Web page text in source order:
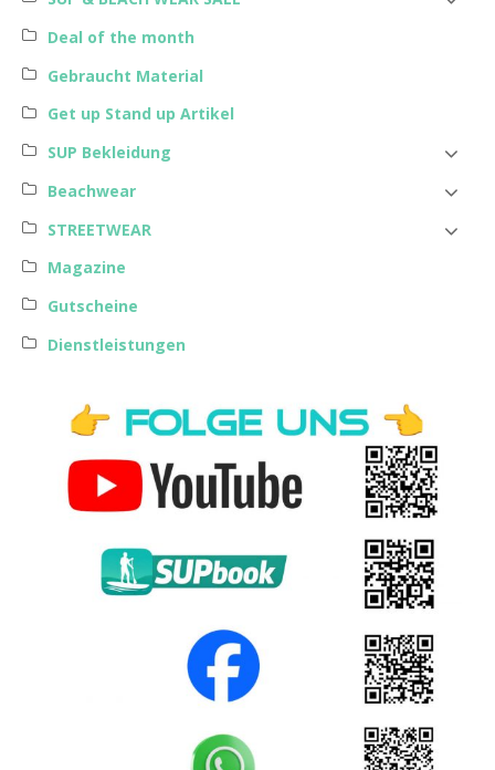
Deal of the month
Gebraucht Material
Get up Stand up Artikel
SUP Bekleidung
Beachwear
STREETWEAR
Magazine
Gutscheine
Dienstleistungen